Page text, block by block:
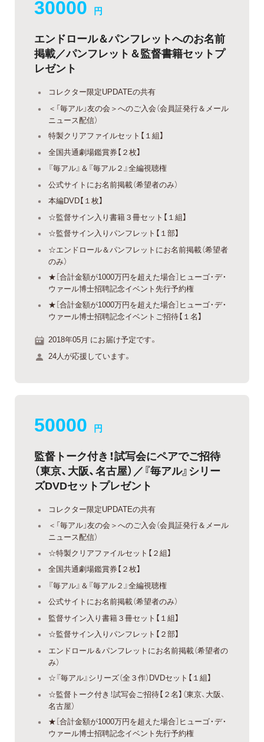
30000 円
エンドロール＆パンフレットへのお名前
掲載／パンフレット＆監督書籍セットプ
レゼント
コレクター限定UPDATEの共有
＜「毎アル」友の会＞へのご入会（会員証発行＆メール
ニュース配信）
特製クリアファイルセット【１組】
全国共通劇場鑑賞券【２枚】
『毎アル』＆『毎アル２』全編視聴権
公式サイトにお名前掲載（希望者のみ）
本編DVD【１枚】
☆監督サイン入り書籍３冊セット【１組】
☆監督サイン入りパンフレット【１部】
☆エンドロール＆パンフレットにお名前掲載（希望者
のみ）
★［合計金額が1000万円を超えた場合］ヒューゴ・デ・
ウァール博士招聘記念イベント先行予約権
★［合計金額が1000万円を超えた場合］ヒューゴ・デ・
ウァール博士招聘記念イベントご招待【１名】
2018年05月 にお届け予定です。
24人が応援しています。
50000 円
監督トーク付き！試写会にペアでご招待
（東京、大阪、名古屋）／『毎アル』シリー
ズDVDセットプレゼント
コレクター限定UPDATEの共有
＜「毎アル」友の会＞へのご入会（会員証発行＆メール
ニュース配信）
☆特製クリアファイルセット【２組】
全国共通劇場鑑賞券【２枚】
『毎アル』＆『毎アル２』全編視聴権
公式サイトにお名前掲載（希望者のみ）
監督サイン入り書籍３冊セット【１組】
☆監督サイン入りパンフレット【２部】
エンドロール＆パンフレットにお名前掲載（希望者の
み）
☆『毎アル』シリーズ（全３作）DVDセット【１組】
☆監督トーク付き！試写会ご招待【２名】（東京、大阪、
名古屋）
★［合計金額が1000万円を超えた場合］ヒューゴ・デ・
ウァール博士招聘記念イベント先行予約権